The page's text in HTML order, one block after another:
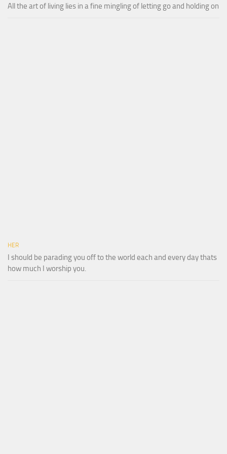
All the art of living lies in a fine mingling of letting go and holding on
HER
I should be parading you off to the world each and every day thats
how much I worship you.